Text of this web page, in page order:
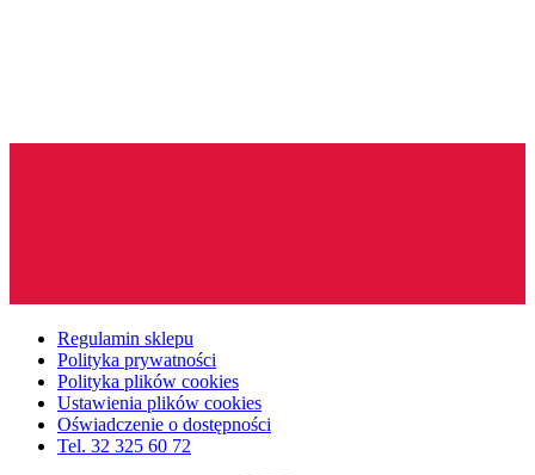
Regulamin sklepu
Polityka prywatności
Polityka plików cookies
Ustawienia plików cookies
Oświadczenie o dostępności
Tel. 32 325 60 72